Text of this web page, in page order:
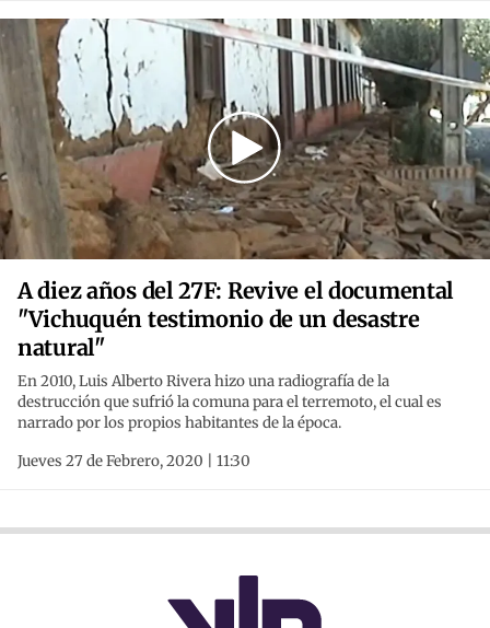
A diez años del 27F: Revive el documental
"Vichuquén testimonio de un desastre
natural"
En 2010, Luis Alberto Rivera hizo una radiografía de la
destrucción que sufrió la comuna para el terremoto, el cual es
narrado por los propios habitantes de la época.
Jueves 27 de Febrero, 2020 | 11:30